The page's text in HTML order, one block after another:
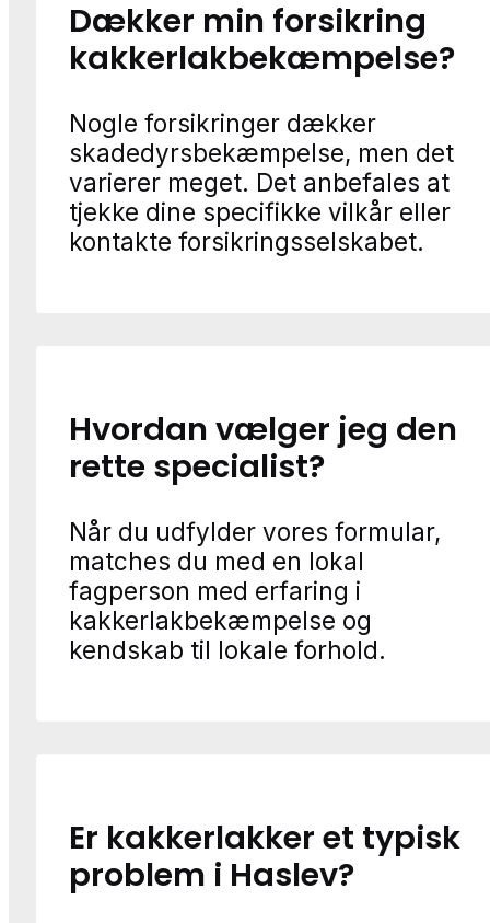
Dækker min forsikring
kakkerlakbekæmpelse?
Nogle forsikringer dækker
skadedyrsbekæmpelse, men det
varierer meget. Det anbefales at
tjekke dine specifikke vilkår eller
kontakte forsikringsselskabet.
Hvordan vælger jeg den
rette specialist?
Når du udfylder vores formular,
matches du med en lokal
fagperson med erfaring i
kakkerlakbekæmpelse og
kendskab til lokale forhold.
Er kakkerlakker et typisk
problem i Haslev?